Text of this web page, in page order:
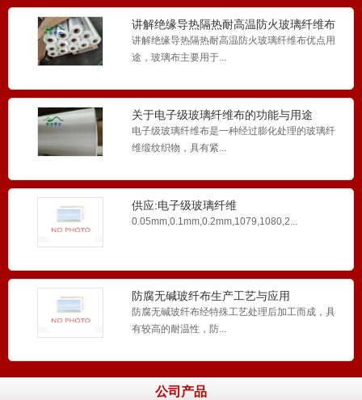
讲解绝缘导热隔热耐高温防火玻璃纤维布
优点用途
讲解绝缘导热隔热耐高温防火玻璃纤维布优点用
途，玻璃布主要用于...
关于电子级玻璃纤维布的功能与用途
电子级玻璃纤维布是一种经过膨化处理的玻璃纤
维缎纹织物，具有紧...
供应:电子级玻璃纤维
布,0.05mm,0.1mm,0.2m
0.05mm,0.1mm,0.2mm,1079,1080,2...
防腐无碱玻纤布生产工艺与应用
防腐无碱玻纤布经特殊工艺处理后加工而成，具
有较高的耐温性，防...
公司产品
0.1mm玻纤布防腐无碱无蜡玻璃纤维布
0.1mm玻纤布防腐无碱无蜡玻璃纤维布具有非常
多的优良的特点...
0.2MM,0.1MM,0.05MM,EW200玻纤布EW
0.2MM,0.1MM,0.05MM,EW200玻纤布EW1...
杭州0.03MM厚导热硅胶片专用玻璃纤维布
0.1MM,0.2MM防腐无碱玻纤布
处理的玻...